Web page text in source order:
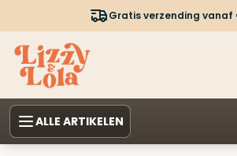
Gratis verzending vanaf
ALLE ARTIKELEN